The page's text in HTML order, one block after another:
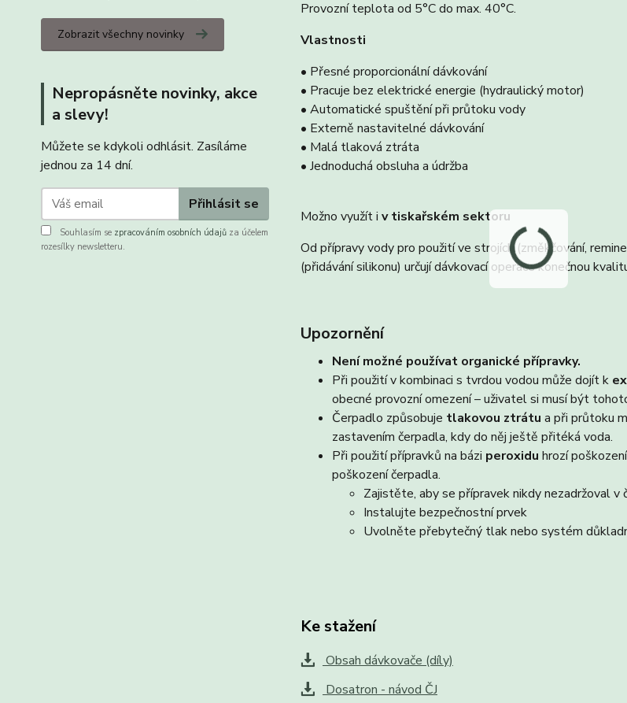
Zobrazit všechny novinky
Nepropásněte novinky, akce
a slevy!
Můžete se kdykoli odhlásit. Zasíláme
jednou za 14 dní.
Přihlásit se
Souhlasím se zpracováním osobních údajů za účelem
rozesílky newsletteru.
Provozní teplota od 5°C do max. 40°C.
Vlastnosti
• Přesné proporcionální dávkování
• Pracuje bez elektrické energie (hydraulický motor)
• Automatické spuštění při průtoku vody
• Externě nastavitelné dávkování
• Malá tlaková ztráta
• Jednoduchá obsluha a údržba
Možno využít i v tiskařském sektoru
Od přípravy vody pro použití ve strojích (změkčování,
(přidávání silikonu) určují dávkovací operace konečnou
Upozornění
Není možné používat organické přípravky.
Při použití v kombinaci s tvrdou vodou může dojít k
obecné provozní omezení – uživatel si musí být
Čerpadlo způsobuje tlakovou ztrátu a při průtoku
zastavením čerpadla, kdy do něj ještě přitéká voda.
Při použití přípravků na bázi peroxidu hrozí
poškození čerpadla.
Zajistěte, aby se přípravek nikdy nezadržoval v
Instalujte bezpečnostní prvek
Uvolněte přebytečný tlak nebo systém
Ke stažení
Obsah dávkovače (díly)
Dosatron - návod ČJ